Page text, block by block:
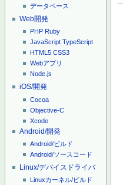
データベース
Web開発
PHP Ruby
JavaScript TypeScript
HTML5 CSS3
Webアプリ
Node.js
iOS/開発
Cocoa
Objective-C
Xcode
Android/開発
Android/ビルド
Android/ソースコード
Linux/デバイスドライバ
Linuxカーネル/ビルド